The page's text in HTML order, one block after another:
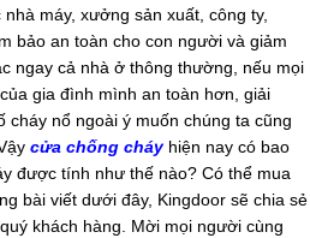
máy, xưởng sản xuất, công ty,
bảo an toàn cho con người và giảm
ngay cả nhà ở thông thường, nếu mọi
gia đình mình an toàn hơn, giải
cháy nổ ngoài ý muốn chúng ta cũng
cửa chống cháyhiện nay có bao
được tính như thế nào? Có thể mua
bài viết dưới đây, Kingdoor sẽ chia sẻ
khách hàng. Mời mọi người cùng